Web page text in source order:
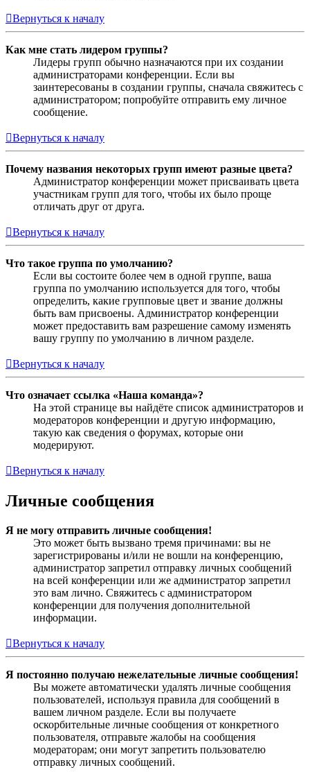
Вернуться к началу
Как мне стать лидером группы?
Лидеры групп обычно назначаются при их создании
администраторами конференции. Если вы
заинтересованы в создании группы, сначала свяжитесь с
администратором; попробуйте отправить ему личное
сообщение.
Вернуться к началу
Почему названия некоторых групп имеют разные цвета?
Администратор конференции может присваивать цвета
участникам групп для того, чтобы их было проще
отличать друг от друга.
Вернуться к началу
Что такое группа по умолчанию?
Если вы состоите более чем в одной группе, ваша
группа по умолчанию используется для того, чтобы
определить, какие групповые цвет и звание должны
быть вам присвоены. Администратор конференции
может предоставить вам разрешение самому изменять
вашу группу по умолчанию в личном разделе.
Вернуться к началу
Что означает ссылка «Наша команда»?
На этой странице вы найдёте список администраторов и
модераторов конференции и другую информацию,
такую как сведения о форумах, которые они
модерируют.
Вернуться к началу
Личные сообщения
Я не могу отправить личные сообщения!
Это может быть вызвано тремя причинами: вы не
зарегистрированы и/или не вошли на конференцию,
администратор запретил отправку личных сообщений
на всей конференции или же администратор запретил
это вам лично. Свяжитесь с администратором
конференции для получения дополнительной
информации.
Вернуться к началу
Я постоянно получаю нежелательные личные сообщения!
Вы можете автоматически удалять личные сообщения
пользователей, используя правила для сообщений в
вашем личном разделе. Если вы получаете
оскорбительные личные сообщения от конкретного
пользователя, отправьте жалобы на сообщения
модераторам; они могут запретить пользователю
отправку личных сообщений.